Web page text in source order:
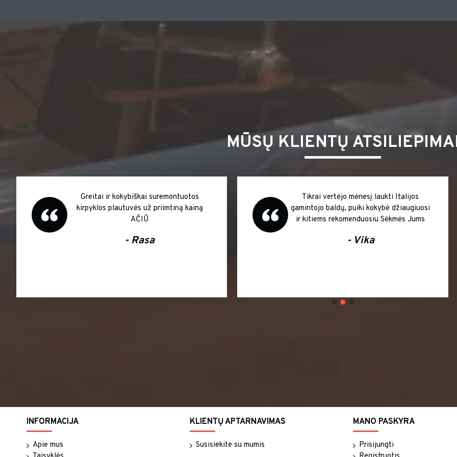
MŪSŲ KLIENTŲ
mėnesį laukti Italijos
baldų, puiki kokybė džiaugiuosi
rekomenduosiu Sėkmės Jums
Puikus anglijos gamintojo komplektas DIR
plautuvė ir kėdės Yume Super !!!
- Vytautė
Dėkojame
įsigyti
šalyje
INFORMACIJA
Apie mus
KLIENTŲ APTARNAVIMAS
Susisiekite su mumis
MANO PASKYRA
Prisijungti